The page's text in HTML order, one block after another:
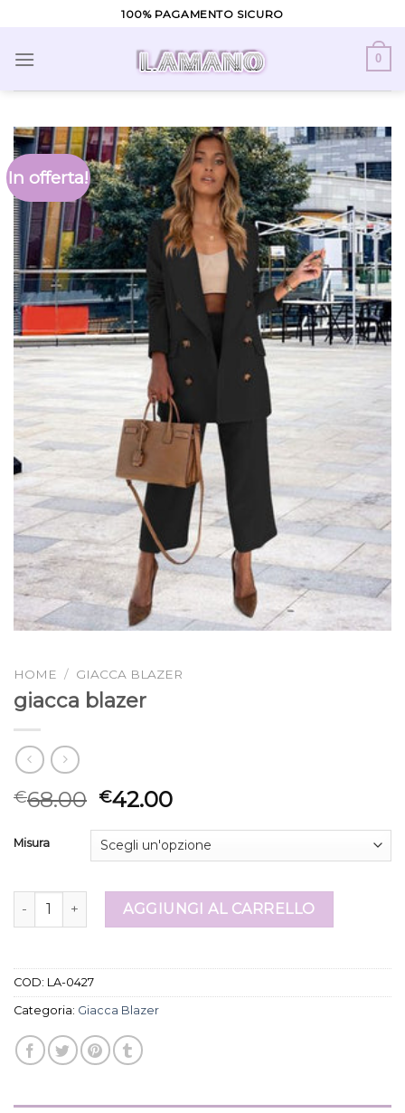
content
100% PAGAMENTO SICURO
0
In offerta!
HOME / GIACCA BLAZER
giacca blazer
€68.00 €42.00
Misura
giacca blazer quantitàAGGIUNGI AL CARRELLO
COD: LA-0427
Categoria: Giacca Blazer